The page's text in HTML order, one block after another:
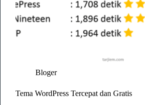
Bloger
Tema WordPress Tercepat dan Gratis